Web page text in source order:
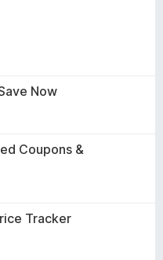
Now
Coupons &
Tracker